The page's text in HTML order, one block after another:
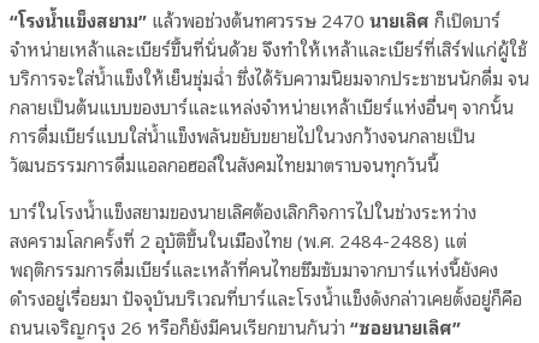
“โรงน้ำแข็งสยาม” แล้วพอช่วงต้นทศวรรษ 2470 นายเลิศ ก็เปิดบาร์
จำหน่ายเหล้าและเบียร์ขึ้นที่นั่นด้วย จึงทำให้เหล้าและเบียร์ที่เสิร์ฟแก่ผู้ใช้
บริการจะใส่น้ำแข็งให้เย็นชุ่มฉ่ำ ซึ่งได้รับความนิยมจากประชาชนนักดื่ม จน
กลายเป็นต้นแบบของบาร์และแหล่งจำหน่ายเหล้าเบียร์แห่งอื่นๆ จากนั้น
การดื่มเบียร์แบบใส่น้ำแข็งพลันขยับขยายไปในวงกว้างจนกลายเป็น
วัฒนธรรมการดื่มแอลกอฮอล์ในสังคมไทยมาตราบจนทุกวันนี้
บาร์ในโรงน้ำแข็งสยามของนายเลิศต้องเลิกกิจการไปในช่วงระหว่าง
สงครามโลกครั้งที่ 2 อุบัติขึ้นในเมืองไทย (พ.ศ. 2484-2488) แต่
พฤติกรรมการดื่มเบียร์และเหล้าที่คนไทยซึมซับมาจากบาร์แห่งนี้ยังคง
ดำรงอยู่เรื่อยมา ปัจจุบันบริเวณที่บาร์และโรงน้ำแข็งดังกล่าวเคยตั้งอยู่ก็คือ
ถนนเจริญกรุง 26 หรือก็ยังมีคนเรียกขานกันว่า “ซอยนายเลิศ”